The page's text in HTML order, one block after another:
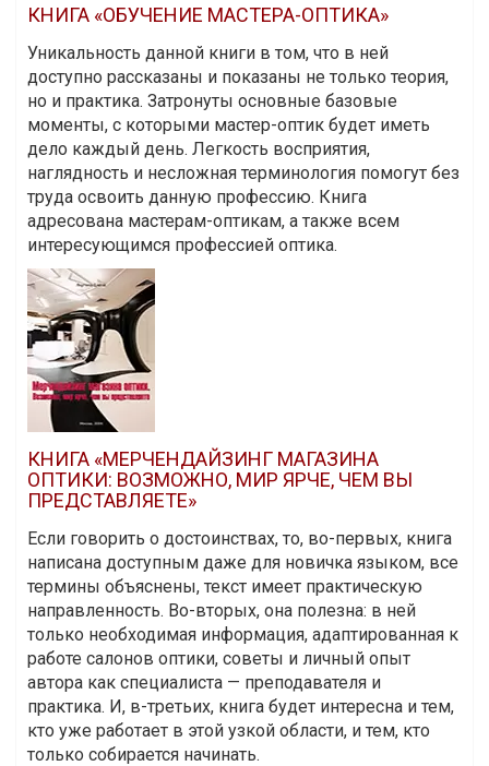
КНИГА «ОБУЧЕНИЕ МАСТЕРА-ОПТИКА»
Уникальность данной книги в том, что в ней
доступно рассказаны и показаны не только теория,
но и практика. Затронуты основные базовые
моменты, с которыми мастер-оптик будет иметь
дело каждый день. Легкость восприятия,
наглядность и несложная терминология помогут без
труда освоить данную профессию. Книга
адресована мастерам-оптикам, а также всем
интересующимся профессией оптика.
КНИГА «МЕРЧЕНДАЙЗИНГ МАГАЗИНА
ОПТИКИ: ВОЗМОЖНО, МИР ЯРЧЕ, ЧЕМ ВЫ
ПРЕДСТАВЛЯЕТЕ»
Если говорить о достоинствах, то, во-первых, книга
написана доступным даже для новичка языком, все
термины объяснены, текст имеет практическую
направленность. Во-вторых, она полезна: в ней
только необходимая информация, адаптированная к
работе салонов оптики, советы и личный опыт
автора как специалиста — преподавателя и
практика. И, в-третьих, книга будет интересна и тем,
кто уже работает в этой узкой области, и тем, кто
только собирается начинать.